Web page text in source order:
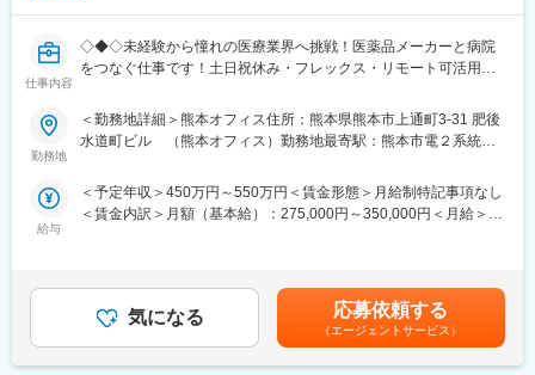
的にキャリア形成をしたい方に適した組織です。
■当社について：
当社は、製薬業界が実施する薬剤開発における創薬支援を核とし
場投入、市販後までの一連のプロセスにおいて、非臨床試験（薬
理・安全性・薬物動態）から臨床試験（検体採取・薬物濃度測
ています。
仕事内容
◇◆◇未経験から憧れの医療業界へ挑戦！医薬品メーカーと病院
をつなぐ仕事です！土日祝休み・フレックス・リモート可活用可
ーン・Iターンの方も大歓迎です◇◆◇
ぐ、架け橋のようなお仕事です。正式名称をSMA（治験事務局担
当）といい、医療業界の専門職種となります。
かせないフローに携わることができ、多種多様な新薬開発を支援
する事で、日本の医療を支えるやりがいがあります。
【業務詳細】
勤務地
＜勤務地詳細＞熊本オフィス住所：熊本県熊本市上通町3-31 肥後
水道町ビル （熊本オフィス）勤務地最寄駅：熊本市電２系統
事業所（リモートワーク含む）
給与
＜予定年収＞450万円～550万円＜賃金形態＞月給制特記事項なし
＜賃金内訳＞月額（基本給）：275,000円～350,000円＜月給＞
(月額)は固定手当を含めた表記です。
気になる 応募依頼する
（エージェントサービス）